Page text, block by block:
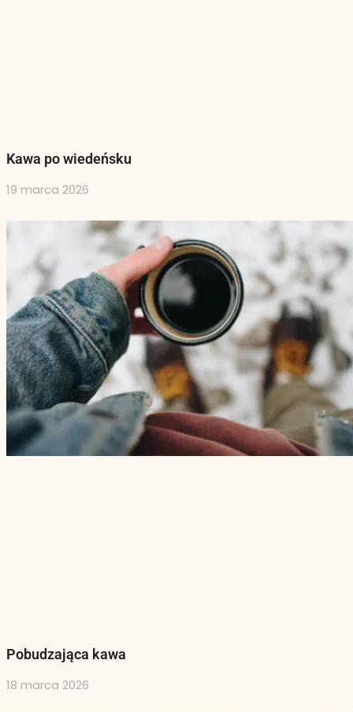
Kawa po wiedeńsku
19 marca 2026
Pobudzająca kawa
18 marca 2026